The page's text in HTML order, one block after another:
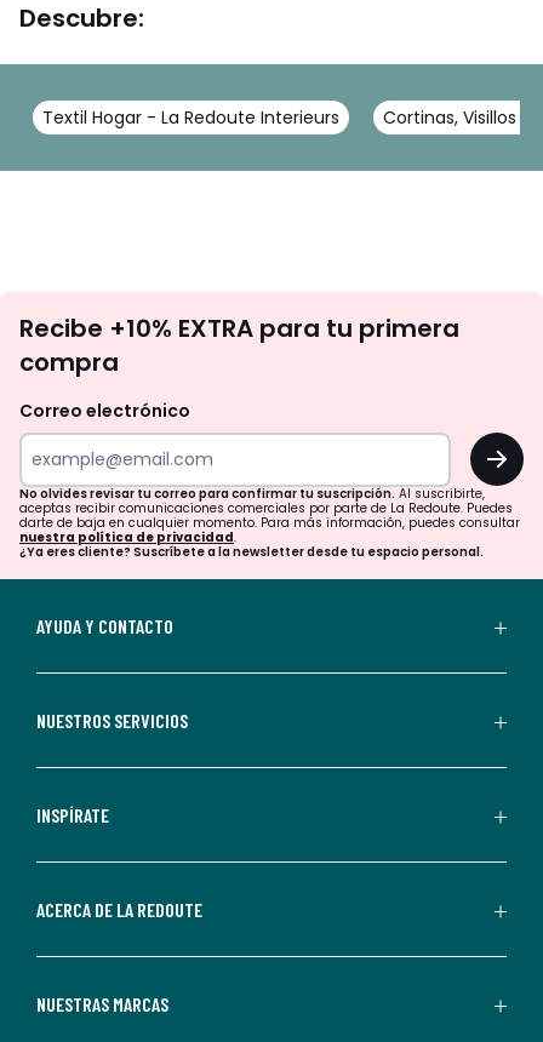
Descubre:
Textil Hogar - La Redoute Interieurs Cortinas, Visillos y
te
tu
para
confirmar
tu
suscripción.
aceptas
comerciales
personalizadas
parte
Redoute.
Recibe +10% EXTRA para tu primera
compra
Correo electrónico
OK
No olvides revisar tu correo para confirmar tu suscripción. Al suscribirte,
aceptas recibir comunicaciones comerciales por parte de La Redoute. Puedes
darte de baja en cualquier momento. Para más información, puedes consultar
nuestra política de privacidad.
¿Ya eres cliente? Suscríbete a la newsletter desde tu espacio personal.
AYUDA Y CONTACTO
NUESTROS SERVICIOS
INSPÍRATE
ACERCA DE LA REDOUTE
NUESTRAS MARCAS